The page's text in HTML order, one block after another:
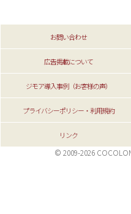
お問い合わせ
広告掲載について
ジモア導入事例（お客様の声）
プライバシーポリシー・利用規約
リンク
© 2009-2026